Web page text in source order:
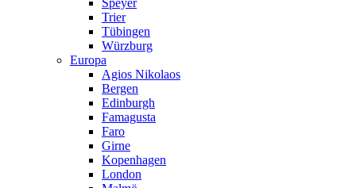
Speyer
Trier
Tübingen
Würzburg
Europa
Agios Nikolaos
Bergen
Edinburgh
Famagusta
Faro
Girne
Kopenhagen
London